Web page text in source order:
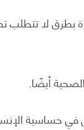
بطرق لا تتطلب
أيضًا.
في حساسية